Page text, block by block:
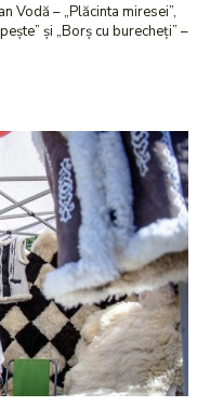
Vodă – „Plăcinta miresei”,
și „Borș cu burecheți” –